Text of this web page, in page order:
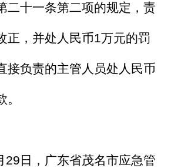
二十一条第二项的规定，责
正，并处人民币1万元的罚
接负责的主管人员处人民币
29日，广东省茂名市应急管